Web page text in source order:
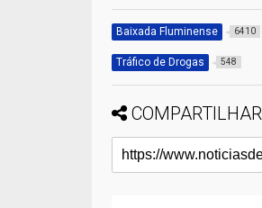
Baixada Fluminense 6410
Tráfico de Drogas 548